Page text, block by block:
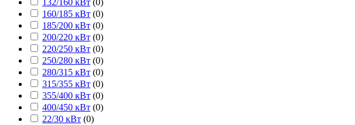
132/160 кВт (0)
160/185 кВт (0)
185/200 кВт (0)
200/220 кВт (0)
220/250 кВт (0)
250/280 кВт (0)
280/315 кВт (0)
315/355 кВт (0)
355/400 кВт (0)
400/450 кВт (0)
22/30 кВт (0)